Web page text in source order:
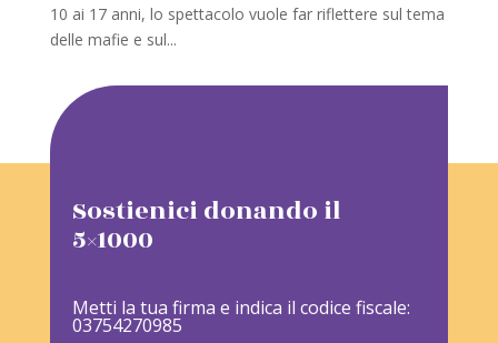
10 ai 17 anni, lo spettacolo vuole far riflettere sul tema
delle mafie e sul...
Sostienici donando il
5×1000
Metti la tua firma e indica il codice fiscale:
03754270985